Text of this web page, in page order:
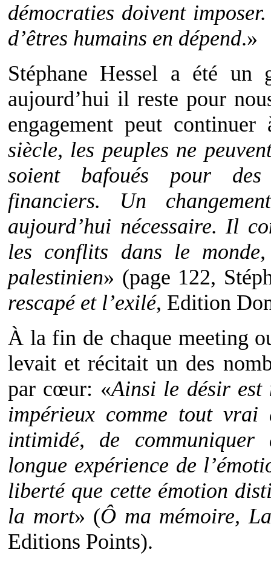
démocraties doivent
d’êtres humains en dépend.»
Stéphane Hessel a été un
aujourd’hui il reste pour
engagement peut
siècle, les peuples ne
soient bafoués pour
financiers. Un
aujourd’hui nécessaire. Il
les conflits dans le
palestinien» (page 122,
rescapé et l’exilé, Edition
À la fin de chaque meeting
levait et récitait un des
par cœur: «Ainsi le désir est
impérieux comme tout vrai
intimidé, de communiquer
longue expérience de
liberté que cette émotion
la mort» (Ô ma mémoire,
Editions Points).